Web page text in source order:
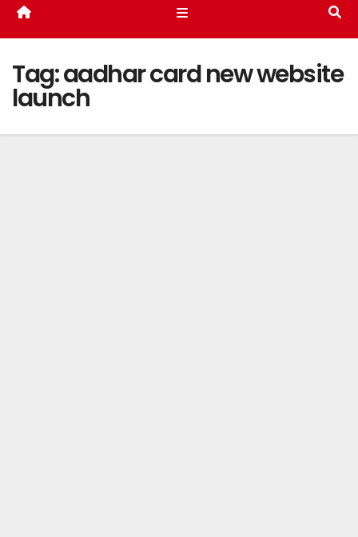
Tag:aadhar card new website
launch